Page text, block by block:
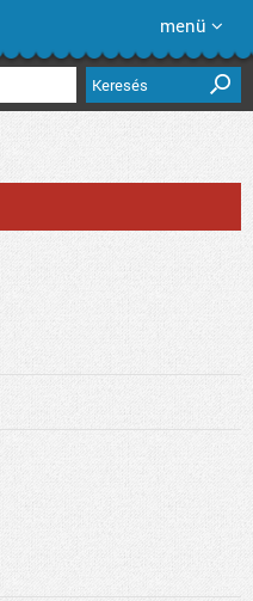
menü
Keresés